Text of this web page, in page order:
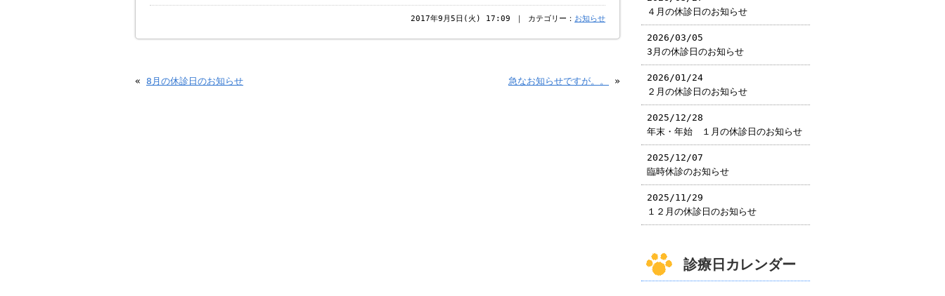
2017年9月5日(火) 17:09 ｜ カテゴリー： お知らせ
« 8月の休診日のお知らせ 急なお知らせですが。。 »
４月の休診日のお知らせ
2026/03/05
3月の休診日のお知らせ
2026/01/24
２月の休診日のお知らせ
2025/12/28
年末・年始 １月の休診日のお知らせ
2025/12/07
臨時休診のお知らせ
2025/11/29
１２月の休診日のお知らせ
診療日カレンダー